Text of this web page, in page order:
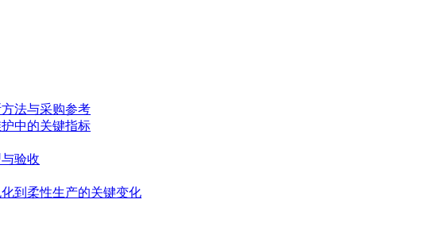
法与采购参考
中的关键指标
验收
到柔性生产的关键变化